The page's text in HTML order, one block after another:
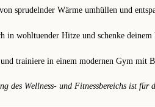
sprudelnder Wärme umhüllen und
in wohltuender Hitze und schenke
trainiere in einem modernen Gym mit
des Wellness- und Fitnessbereichs ist für